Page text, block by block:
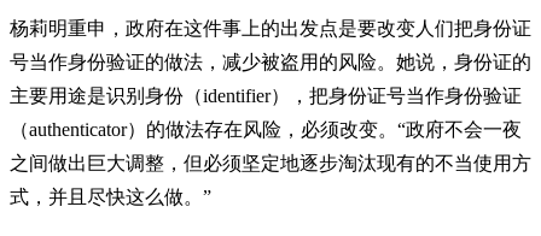
杨莉明重申，政府在这件事上的出发点是要改变人们把身份证
号当作身份验证的做法，减少被盗用的风险。她说，身份证的
主要用途是识别身份（identifier），把身份证号当作身份验证
（authenticator）的做法存在风险，必须改变。“政府不会一夜
之间做出巨大调整，但必须坚定地逐步淘汰现有的不当使用方
式，并且尽快这么做。”